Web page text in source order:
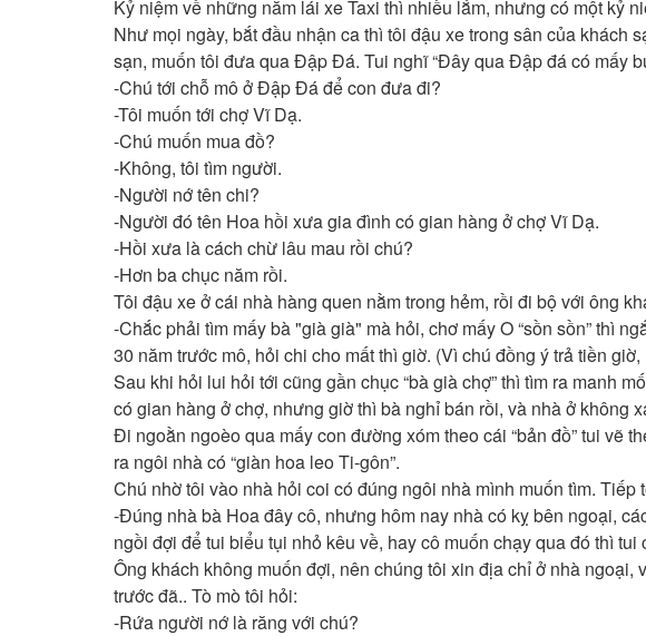
Kỷ niệm về những năm lái xe Taxi thì nhiều lắm, nhưng có một kỷ
Như mọi ngày, bắt đầu nhận ca thì tôi đậu xe trong sân của khách
sạn, muốn tôi đưa qua Đập Đá. Tui nghĩ “Đây qua Đập đá có mấy
-Chú tới chỗ mô ở Đập Đá để con đưa đi?
-Tôi muốn tới chợ Vĩ Dạ.
-Chú muốn mua đồ?
-Không, tôi tìm người.
-Người nớ tên chi?
-Người đó tên Hoa hồi xưa gia đình có gian hàng ở chợ Vĩ Dạ.
-Hồi xưa là cách chừ lâu mau rồi chú?
-Hơn ba chục năm rồi.
Tôi đậu xe ở cái nhà hàng quen nằm trong hẻm, rồi đi bộ với ông
-Chắc phải tìm mấy bà "già già" mà hỏi, chơ mấy O “sồn sồn” thì
30 năm trước mô, hỏi chi cho mất thì giờ. (Vì chú đồng ý trả tiền
Sau khi hỏi lui hỏi tới cũng gần chục “bà già chợ” thì tìm ra manh
có gian hàng ở chợ, nhưng giờ thì bà nghỉ bán rồi, và nhà ở không
Đi ngoằn ngoèo qua mấy con đường xóm theo cái “bản đồ” tui vẽ
ra ngôi nhà có “giàn hoa leo Ti-gôn”.
Chú nhờ tôi vào nhà hỏi coi có đúng ngôi nhà mình muốn tìm. Tiếp
-Đúng nhà bà Hoa đây cô, nhưng hôm nay nhà có kỵ bên ngoại,
ngồi đợi để tui biểu tụi nhỏ kêu về, hay cô muốn chạy qua đó thì tui
Ông khách không muốn đợi, nên chúng tôi xin địa chỉ ở nhà
trước đã.. Tò mò tôi hỏi:
-Rứa người nớ là răng với chú?